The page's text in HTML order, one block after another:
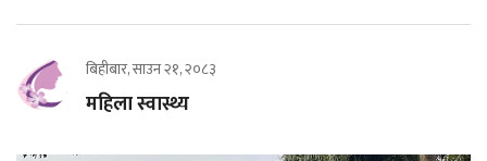
बिहीबार, साउन २१, २०८३
महिला स्वास्थ्य